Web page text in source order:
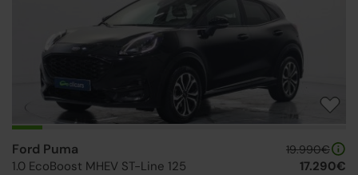
Ford Puma
1.0 EcoBoost MHEV ST-Line 125
19.990€
17.290€